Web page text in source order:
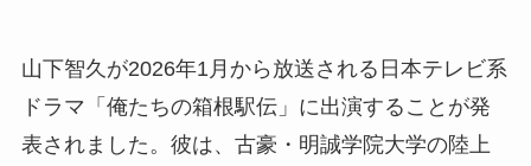
山下智久が2026年1月から放送される日本テレビ系
ドラマ「俺たちの箱根駅伝」に出演することが発
表されました。彼は、古豪・明誠学院大学の陸上